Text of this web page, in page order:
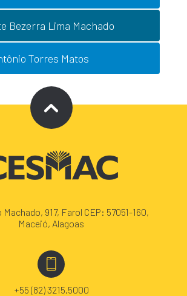
Bezerra Lima Machado
Torres Matos
Machado, 917, Farol CEP: 57051-160,
Maceió, Alagoas
+55 (82) 3215.5000